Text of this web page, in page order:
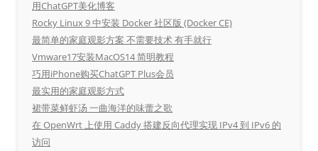
用ChatGPT美化博客
Rocky Linux 9 中安装 Docker 社区版 (Docker CE)
最简单的家庭观影方案 不需要技术 有手就行
Vmware17安装MacOS14 简明教程
巧用iPhone购买ChatGPT Plus会员
最实用的家庭观影方式
裙带菜鲜虾汤 一曲海洋的味蕾之歌
在 OpenWrt 上使用 Caddy 搭建反向代理实现 IPv4 到 IPv6 的
访问